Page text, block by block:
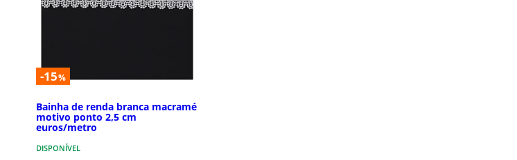
-15%
Bainha de renda branca macramé
motivo ponto 2,5 cm
euros/metro
DISPONÍVEL